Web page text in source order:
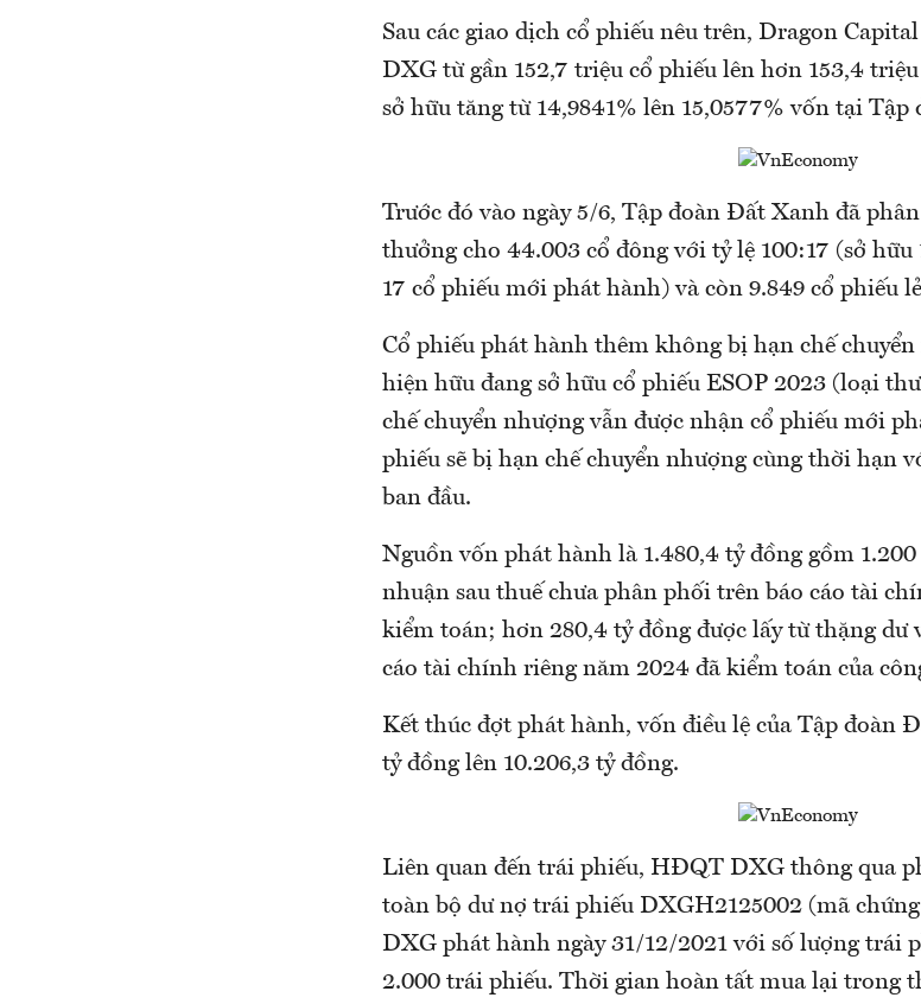
Sau các giao dịch cổ phiếu nêu trên, Dragon
DXG từ gần 152,7 triệu cổ phiếu lên hơn 153,4
sở hữu tăng từ 14,9841% lên 15,0577% vốn tại
Trước đó vào ngày 5/6, Tập đoàn Đất Xanh đã
thưởng cho 44.003 cổ đông với tỷ lệ 100:17 (sở hữu
17 cổ phiếu mới phát hành) và còn 9.849 cổ phiếu
Cổ phiếu phát hành thêm không bị hạn chế
hiện hữu đang sở hữu cổ phiếu ESOP 2023 (loại
chế chuyển nhượng vẫn được nhận cổ phiếu mới
phiếu sẽ bị hạn chế chuyển nhượng cùng thời hạn
ban đầu.
Nguồn vốn phát hành là 1.480,4 tỷ đồng gồm
nhuận sau thuế chưa phân phối trên báo cáo tài
kiểm toán; hơn 280,4 tỷ đồng được lấy từ thặng dư
cáo tài chính riêng năm 2024 đã kiểm toán của
Kết thúc đợt phát hành, vốn điều lệ của Tập đoàn
tỷ đồng lên 10.206,3 tỷ đồng.
Liên quan đến trái phiếu, HĐQT DXG thông qua
toàn bộ dư nợ trái phiếu DXGH2125002 (mã
DXG phát hành ngày 31/12/2021 với số lượng trái
2.000 trái phiếu. Thời gian hoàn tất mua lại trong